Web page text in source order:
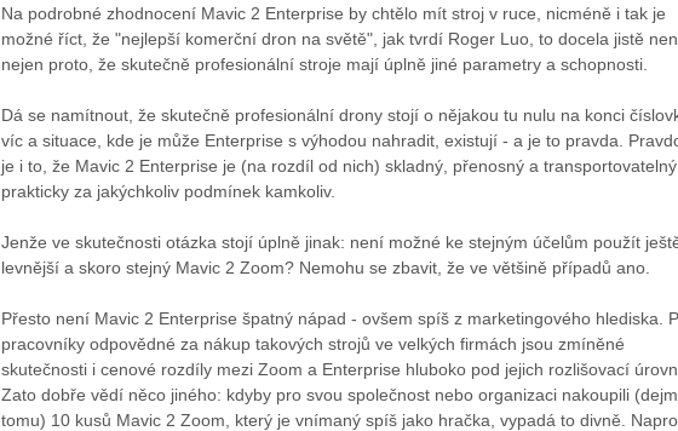
Na podrobné zhodnocení Mavic 2 Enterprise by chtělo mít stroj v ruce, nicméně i tak je
možné říct, že "nejlepší komerční dron na světě", jak tvrdí Roger Luo, to docela jistě
nejen proto, že skutečně profesionální stroje mají úplně jiné parametry a schopnosti.
Dá se namítnout, že skutečně profesionální drony stojí o nějakou tu nulu na konci
víc a situace, kde je může Enterprise s výhodou nahradit, existují - a je to pravda.
je i to, že Mavic 2 Enterprise je (na rozdíl od nich) skladný, přenosný a transportovatelný
prakticky za jakýchkoliv podmínek kamkoliv.
Jenže ve skutečnosti otázka stojí úplně jinak: není možné ke stejným účelům použít
levnější a skoro stejný Mavic 2 Zoom? Nemohu se zbavit, že ve většině případů ano.
Přesto není Mavic 2 Enterprise špatný nápad - ovšem spíš z marketingového hlediska.
pracovníky odpovědné za nákup takových strojů ve velkých firmách jsou zmíněné
skutečnosti i cenové rozdíly mezi Zoom a Enterprise hluboko pod jejich rozlišovací
Zato dobře vědí něco jiného: kdyby pro svou společnost nebo organizaci nakoupili
tomu) 10 kusů Mavic 2 Zoom, který je vnímaný spíš jako hračka, vypadá to divně.